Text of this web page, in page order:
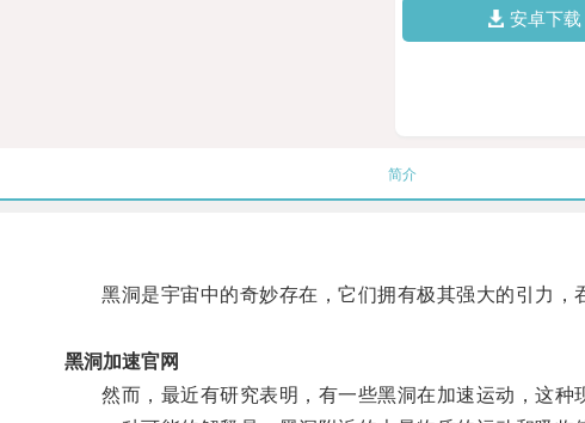
安卓下载
简介
黑洞是宇宙中的奇妙存在，它们拥有极其强大的引力，
黑洞加速官网
然而，最近有研究表明，有一些黑洞在加速运动，这种